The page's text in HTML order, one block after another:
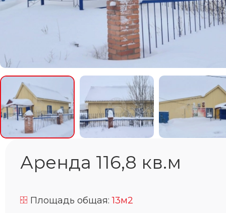
Аренда 116,8 кв.м
Площадь общая:13м2